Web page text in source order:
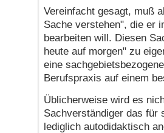
Vereinfacht gesagt, muß
Sache verstehen", die er
bearbeiten will. Diesen
heute auf morgen" zu
eine
Berufspraxis auf einem
Üblicherweise wird es
Sachverständiger das für
lediglich autodidaktisch